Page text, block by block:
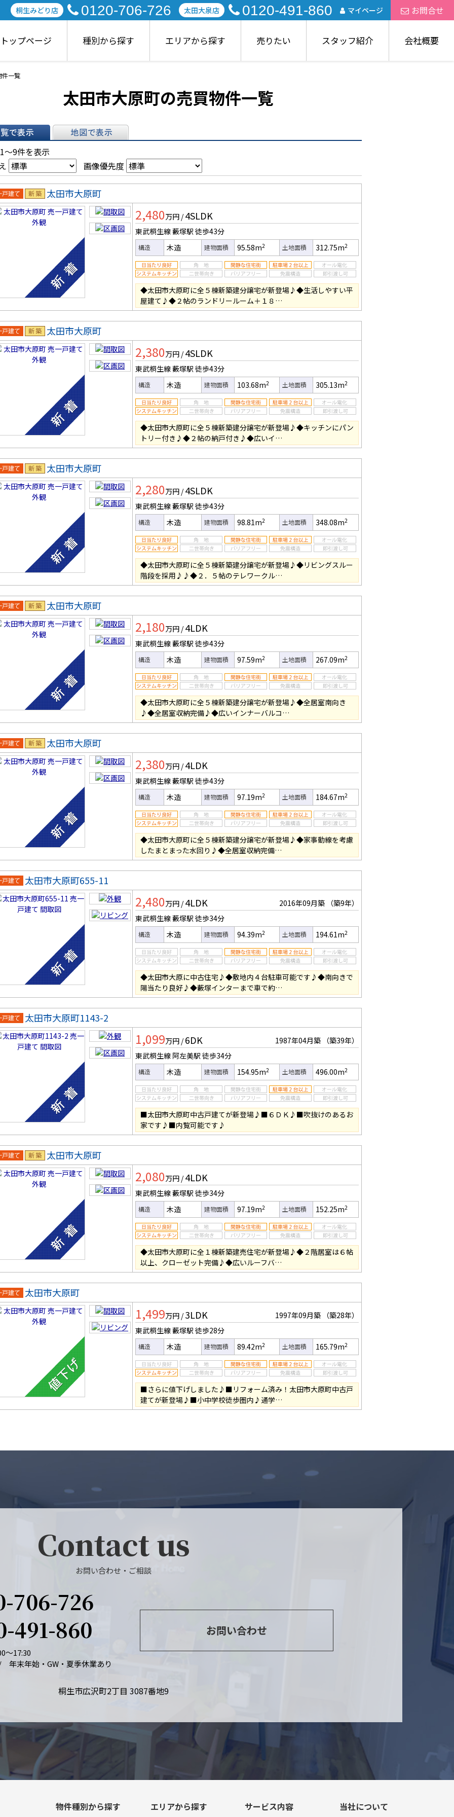
桐生みどり店 0120-706-726 太田大泉店 0120-491-860 マイページ お問合せ
トップページ 種別から探す エリアから探す 売りたい スタッフ紹介 会社概要
件一覧
太田市大原町の売買物件一覧
示
～9件を表示
画像優先度
戸建 新築
太田市大原町
2,480万円 / 4SLDK
東武桐生線 藪塚駅 徒歩43分
構造 木造 建物面積 95.58m2 土地面積 312.75m2
◆太田市大原町に全５棟新築建分譲宅が新登場♪◆生活しやすい平
屋建て♪◆２帖のランドリールーム＋１８…
戸建 新築
太田市大原町
2,380万円 / 4SLDK
東武桐生線 藪塚駅 徒歩43分
構造 木造 建物面積 103.68m2 土地面積 305.13m2
◆太田市大原町に全５棟新築建分譲宅が新登場♪◆キッチンにパン
トリー付き♪◆２帖の納戸付き♪◆広いイ…
戸建 新築
太田市大原町
2,280万円 / 4SLDK
東武桐生線 藪塚駅 徒歩43分
構造 木造 建物面積 98.81m2 土地面積 348.08m2
◆太田市大原町に全５棟新築建分譲宅が新登場♪◆リビングスルー
階段を採用♪♪◆２．５帖のテレワークル…
戸建 新築
太田市大原町
2,180万円 / 4LDK
東武桐生線 藪塚駅 徒歩43分
構造 木造 建物面積 97.59m2 土地面積 267.09m2
◆太田市大原町に全５棟新築建分譲宅が新登場♪◆全居室南向き
♪◆全居室収納完備♪◆広いインナーバルコ…
戸建 新築
太田市大原町
2,380万円 / 4LDK
東武桐生線 藪塚駅 徒歩43分
構造 木造 建物面積 97.19m2 土地面積 184.67m2
◆太田市大原町に全５棟新築建分譲宅が新登場♪◆家事動線を考慮
したまとまった水回り♪◆全居室収納完備…
戸建
太田市大原町655-11
2,480万円 / 4LDK 2016年09月築
（築9年）
東武桐生線 藪塚駅 徒歩34分
構造 木造 建物面積 94.39m2 土地面積 194.61m2
◆太田市大原に中古住宅♪◆敷地内４台駐車可能です♪◆南向きで
陽当たり良好♪◆藪塚インターまで車で約…
戸建
太田市大原町1143-2
1,099万円 / 6DK 1987年04月築
（築39年）
東武桐生線 阿左美駅 徒歩34分
構造 木造 建物面積 154.95m2 土地面積 496.00m2
■太田市大原町中古戸建てが新登場♪■６ＤＫ♪■吹抜けのあるお
家です♪■内覧可能です♪
戸建 新築
太田市大原町
2,080万円 / 4LDK
東武桐生線 藪塚駅 徒歩34分
構造 木造 建物面積 97.19m2 土地面積 152.25m2
◆太田市大原町に全１棟新築建売住宅が新登場♪◆２階居室は６帖
以上、クローゼット完備♪◆広いルーフバ…
戸建
太田市大原町
1,499万円 / 3LDK 1997年09月築
（築28年）
東武桐生線 藪塚駅 徒歩28分
構造 木造 建物面積 89.42m2 土地面積 165.79m2
■さらに値下げしました♪■リフォーム済み！太田市大原町中古戸
建てが新登場♪■小中学校徒歩圏内♪通学…
Contact us
お問い合わせ・ご相談
706-726
491-860
～17:30
末年始・GW・夏季休業あり
お問い合わせ
桐生市広沢町2丁目 3087番地9
物件種別から探す エリアから探す サービス内容 当社について